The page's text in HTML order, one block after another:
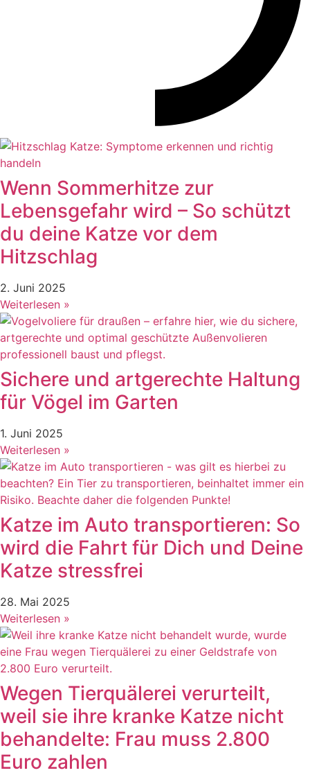
Wenn Sommerhitze zur
Lebensgefahr wird – So schützt
du deine Katze vor dem
Hitzschlag
2. Juni 2025
Weiterlesen »
Sichere und artgerechte Haltung
für Vögel im Garten
1. Juni 2025
Weiterlesen »
Katze im Auto transportieren: So
wird die Fahrt für Dich und Deine
Katze stressfrei
28. Mai 2025
Weiterlesen »
Wegen Tierquälerei verurteilt,
weil sie ihre kranke Katze nicht
behandelte: Frau muss 2.800
Euro zahlen